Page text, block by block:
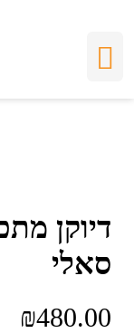
דיוקן
סאלי
₪480.00